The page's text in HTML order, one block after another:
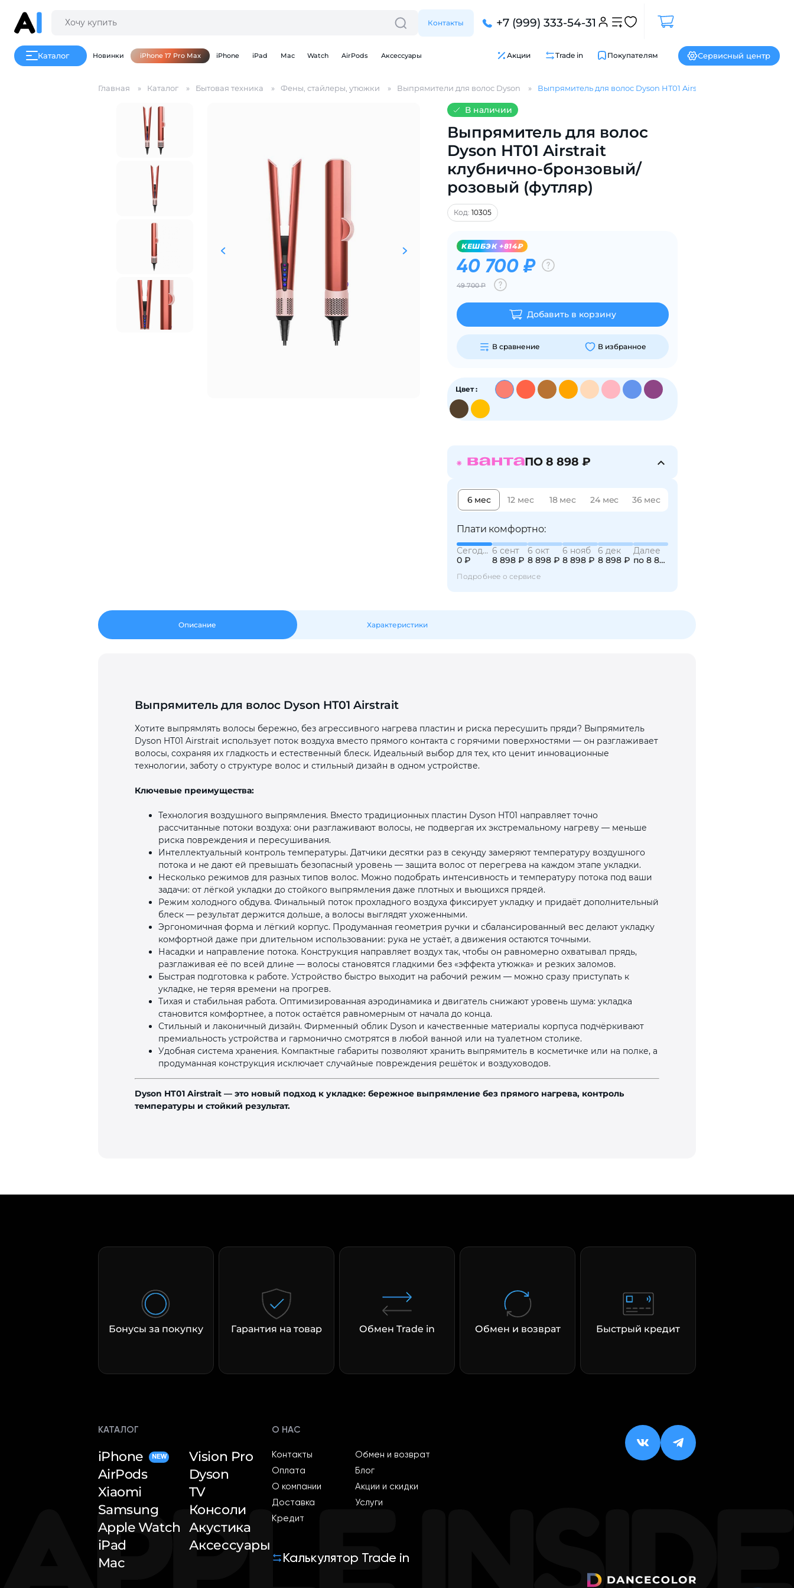
Контакты +7 (999) 333-54-31
Каталог Новинки iPhone 17 Pro Max iPhone iPad Mac Watch AirPods Аксессуары Акции Trade in Покупателям Сервисный центр
Главная Каталог Бытовая техника Фены, стайлеры, утюжки Выпрямители для волос Dyson Выпрямитель для волос Dyson HT01 Airstrait клубнично-
В наличии
Выпрямитель для волос
Dyson HT01 Airstrait
клубнично-бронзовый/
розовый (футляр)
Код:10305
KЕШБЭК +814₽
40 700 ₽
49 700 Р
Добавить в корзину
В сравнение В избранное
Цвет :
ПО 8 898 ₽
6 мес 12 мес 18 мес 24 мес 36 мес
Плати комфортно:
Сегодня
0 ₽
6 сент
8 898 ₽
6 окт
8 898 ₽
6 нояб
8 898 ₽
6 дек
8 898 ₽
Далее
по 8 898 ₽
Подробнее о сервисе
Описание Характеристики
Выпрямитель для волос Dyson HT01 Airstrait
Хотите выпрямлять волосы бережно, без агрессивного нагрева пластин и риска пересушить пряди? Выпрямитель
Dyson HT01 Airstrait использует поток воздуха вместо прямого контакта с горячими поверхностями — он разглаживает
волосы, сохраняя их гладкость и естественный блеск. Идеальный выбор для тех, кто ценит инновационные
технологии, заботу о структуре волос и стильный дизайн в одном устройстве.
Ключевые преимущества:
Технология воздушного выпрямления. Вместо традиционных пластин Dyson HT01 направляет точно
рассчитанные потоки воздуха: они разглаживают волосы, не подвергая их экстремальному нагреву — меньше
риска повреждения и пересушивания.
Интеллектуальный контроль температуры. Датчики десятки раз в секунду замеряют температуру воздушного
потока и не дают ей превышать безопасный уровень — защита волос от перегрева на каждом этапе укладки.
Несколько режимов для разных типов волос. Можно подобрать интенсивность и температуру потока под ваши
задачи: от лёгкой укладки до стойкого выпрямления даже плотных и вьющихся прядей.
Режим холодного обдува. Финальный поток прохладного воздуха фиксирует укладку и придаёт дополнительный
блеск — результат держится дольше, а волосы выглядят ухоженными.
Эргономичная форма и лёгкий корпус. Продуманная геометрия ручки и сбалансированный вес делают укладку
комфортной даже при длительном использовании: рука не устаёт, а движения остаются точными.
Насадки и направление потока. Конструкция направляет воздух так, чтобы он равномерно охватывал прядь,
разглаживая её по всей длине — волосы становятся гладкими без «эффекта утюжка» и резких заломов.
Быстрая подготовка к работе. Устройство быстро выходит на рабочий режим — можно сразу приступать к
укладке, не теряя времени на прогрев.
Тихая и стабильная работа. Оптимизированная аэродинамика и двигатель снижают уровень шума: укладка
становится комфортнее, а поток остаётся равномерным от начала до конца.
Стильный и лаконичный дизайн. Фирменный облик Dyson и качественные материалы корпуса подчёркивают
премиальность устройства и гармонично смотрятся в любой ванной или на туалетном столике.
Удобная система хранения. Компактные габариты позволяют хранить выпрямитель в косметичке или на полке, а
продуманная конструкция исключает случайные повреждения решёток и воздуховодов.
Dyson HT01 Airstrait — это новый подход к укладке: бережное выпрямление без прямого нагрева, контроль
температуры и стойкий результат.
Бонусы за покупку Гарантия на товар Обмен Trade in Обмен и возврат Быстрый кредит
КАТАЛОГ
iPhone NEW
AirPods
Xiaomi
Samsung
Apple Watch
iPad
Mac
Vision Pro
Dyson
TV
Консоли
Акустика
Аксессуары
О НАС
Контакты
Оплата
О компании
Доставка
Кредит
Обмен и возврат
Блог
Акции и скидки
Услуги
Калькулятор Trade in
Для клиентов всех банков
Разбейте
на части
без переплат
График платежей
Сегодня
25%
выбранный способом
каждые 2 недели
Подробнее об оплате Плайтом
раз в 2 недели
8 800 302-02-51
plait.ru